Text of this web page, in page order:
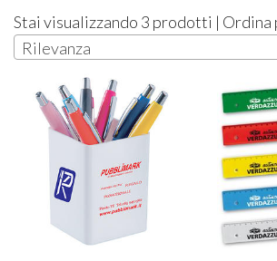
Stai visualizzando 3 prodotti | Ordina
Rilevanza